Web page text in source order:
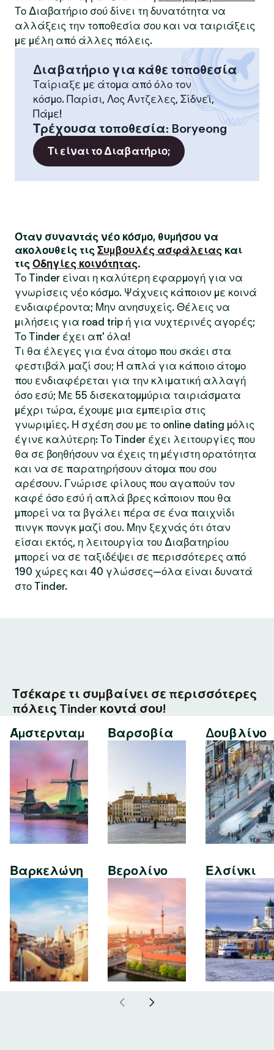
Το Διαβατήριο σού δίνει τη δυνατότητα να
αλλάξεις την τοποθεσία σου και να ταιριάξεις
με μέλη από άλλες πόλεις.
Διαβατήριο για κάθε τοποθεσία
Ταίριαξε με άτομα από όλο τον
κόσμο. Παρίσι, Λος Άντζελες, Σίδνεϊ,
Πάμε!
Τρέχουσα τοποθεσία: Boryeong
Τι είναι το Διαβατήριο;
Όταν συναντάς νέο κόσμο, θυμήσου να
ακολουθείς τις Συμβουλές ασφάλειας και
τις Οδηγίες κοινότητας.
Το Tinder είναι η καλύτερη εφαρμογή για να
γνωρίσεις νέο κόσμο. Ψάχνεις κάποιον με κοινά
ενδιαφέροντα; Μην ανησυχείς. Θέλεις να
μιλήσεις για road trip ή για νυχτερινές αγορές;
Το Tinder έχει απ' όλα!
Τι θα έλεγες για ένα άτομο που σκάει στα
φεστιβάλ μαζί σου; Ή απλά για κάποιο άτομο
που ενδιαφέρεται για την κλιματική αλλαγή
όσο εσύ; Με 55 δισεκατομμύρια ταιριάσματα
μέχρι τώρα, έχουμε μια εμπειρία στις
γνωριμίες. Η σχέση σου με το online dating μόλις
έγινε καλύτερη: Το Tinder έχει λειτουργίες που
θα σε βοηθήσουν να έχεις τη μέγιστη ορατότητα
και να σε παρατηρήσουν άτομα που σου
αρέσουν. Γνώρισε φίλους που αγαπούν τον
καφέ όσο εσύ ή απλά βρες κάποιον που θα
μπορεί να τα βγάλει πέρα σε ένα παιχνίδι
πινγκ πονγκ μαζί σου. Μην ξεχνάς ότι όταν
είσαι εκτός, η λειτουργία του Διαβατηρίου
μπορεί να σε ταξιδέψει σε περισσότερες από
190 χώρες και 40 γλώσσες—όλα είναι δυνατά
στο Tinder.
Τσέκαρε τι συμβαίνει σε περισσότερες
πόλεις Tinder κοντά σου!
Άμστερνταμ
Βαρκελώνη
Βαρσοβία
Βερολίνο
Δουβλίνο
Ελσίνκι